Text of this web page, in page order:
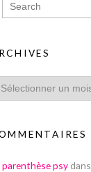
parenthèse psy dans